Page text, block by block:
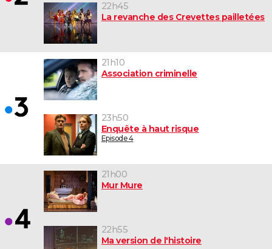
22h45
La revanche des Crevettes pailletées
21h10
Association criminelle
23h50
Enquête à haut risque
Episode 4
21h00
Mur Mure
22h55
Ma version de l'histoire